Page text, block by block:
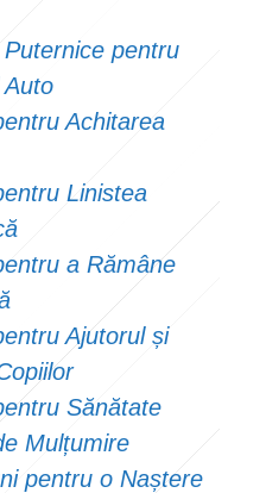
pentru
Achitarea
Linistea
a Rămâne
Ajutorul și
Sănătate
Mulțumire
pentru o Naștere